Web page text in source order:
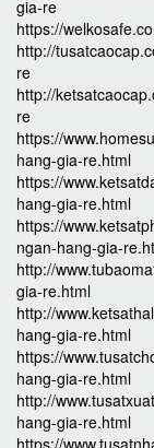
gia-re
https://
http://
re
http://
re
https://
hang-gia-re.html
https://
hang-gia-re.html
https://
ngan-hang-gia-
http://
gia-re.html
http://
hang-gia-re.html
https://
hang-gia-re.html
http://
hang-gia-re.html
https://